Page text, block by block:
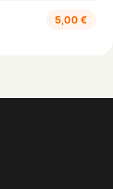
5,00 €